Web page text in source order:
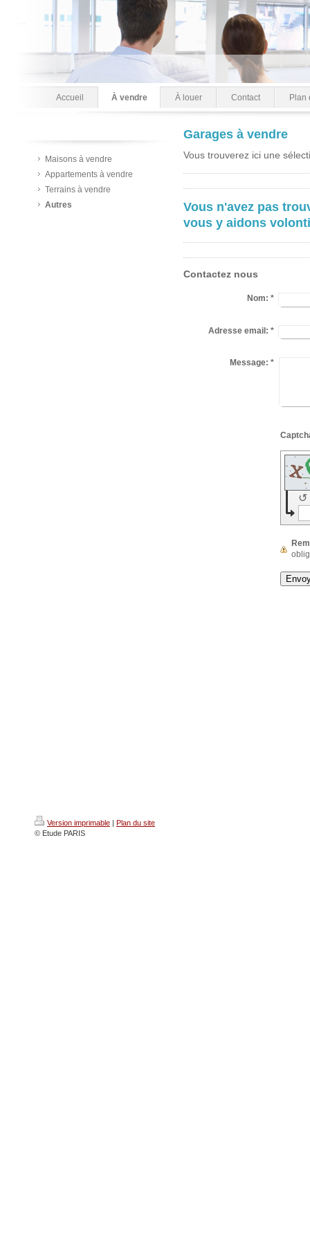
Accueil À vendre À louer Contact Plan
Maisons à vendre
Appartements à vendre
Terrains à vendre
Autres
Garages à vendre
Vous trouverez ici une
Vous n'avez pas
vous y aidons
Contactez nous
Nom: *
Adresse email: *
Message: *
↺
Version imprimable | Plan du site
© Etude PARIS